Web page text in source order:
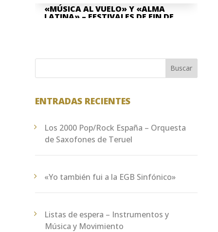
«MÚSICA AL VUELO» Y «ALMA
LATINA» – FESTIVALES DE FIN DE
Escuela Pública de Música "Antón García
Buscar
ENTRADAS RECIENTES
Los 2000 Pop/Rock España – Orquesta
de Saxofones de Teruel
«Yo también fui a la EGB Sinfónico»
Listas de espera – Instrumentos y
Música y Movimiento